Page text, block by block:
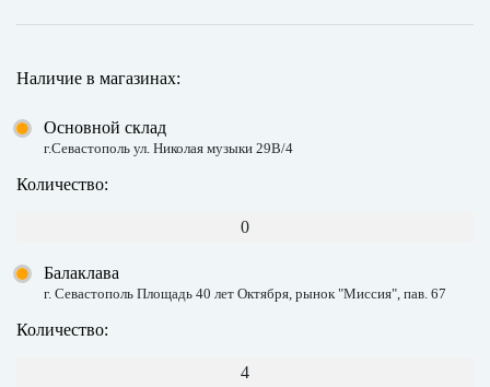
Наличие в магазинах:
Основной склад
г.Севастополь ул. Николая музыки 29В/4
Количество:
0
Балаклава
г. Севастополь Площадь 40 лет Октября, рынок "Миссия", пав. 67
Количество:
4